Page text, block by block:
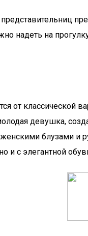
на
классической
девушка,
блузами
и с элегантной